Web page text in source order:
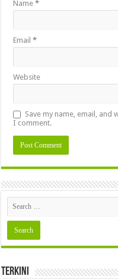
Name*
Email*
Website
Save my name, email,
I comment.
Terkini